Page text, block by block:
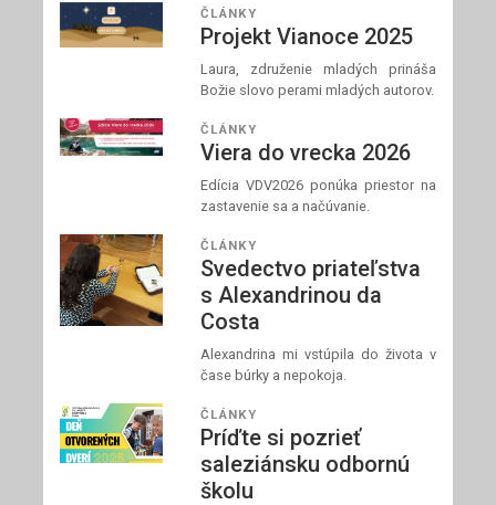
ČLÁNKY
Projekt Vianoce 2025
Laura, združenie mladých prináša
Božie slovo perami mladých autorov.
ČLÁNKY
Viera do vrecka 2026
Edícia VDV2026 ponúka priestor na
zastavenie sa a načúvanie.
ČLÁNKY
Svedectvo priateľstva
s Alexandrinou da
Costa
Alexandrina mi vstúpila do života v
čase búrky a nepokoja.
ČLÁNKY
Príďte si pozrieť
saleziánsku odbornú
školu